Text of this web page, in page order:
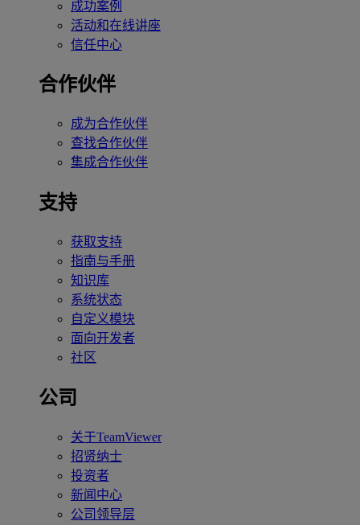
成功案例
活动和在线讲座
信任中心
合作伙伴
成为合作伙伴
查找合作伙伴
集成合作伙伴
支持
获取支持
指南与手册
知识库
系统状态
自定义模块
面向开发者
社区
公司
关于TeamViewer
招贤纳士
投资者
新闻中心
公司领导层